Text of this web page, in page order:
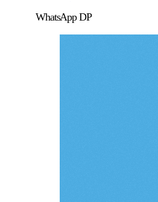
WhatsApp DP